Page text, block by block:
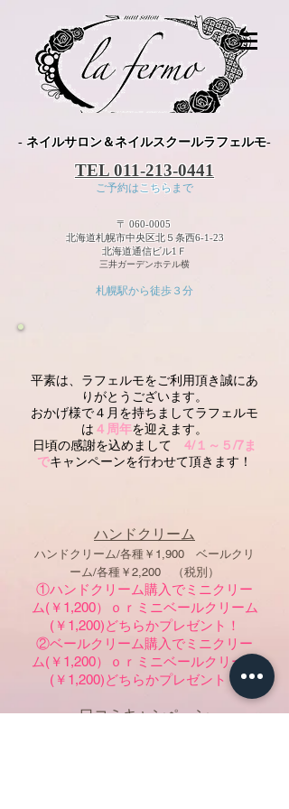
- ネイルサロン＆ネイルスクールラフェルモ-
TEL011-213-0441
ご予約はこちら まで
〒 060-0005
北海道札幌市中央区北５条西6-1-23
北海道通信ビル1Ｆ
三井ガーデンホテル横
札幌駅から徒歩３分
平素は、ラフェルモをご利用頂き誠にあ
りがとうございます。
おかげ様で４月を持ちましてラフェルモ
は ４周年を迎えます。
​日頃の感謝を込めまして 4/１～５/7ま
でキャンペーンを行わせて頂きます！
ハンドクリーム
ハンドクリーム/各種￥1,900 ベールクリ
ーム/各種￥2,200 （税別）
①ハンドクリーム購入でミニクリー
ム(￥1,200）ｏｒミニベールクリーム
(￥1,200)どちらかプレゼント！
②ベールクリーム購入でミニクリー
ム(￥1,200）ｏｒミニベールクリーム
(￥1,200)どちらかプレゼント！
口コミキャンペーン